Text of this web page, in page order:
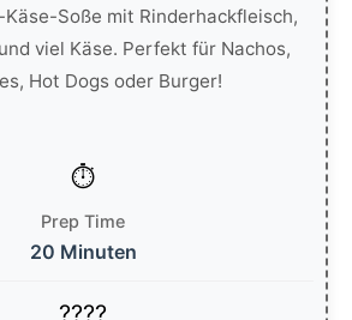
Soße mit Rinderhackfleisch,
viel Käse. Perfekt für Nachos,
Hot Dogs oder Burger!
Prep Time
20 Minuten